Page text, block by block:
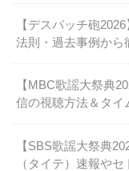
【デスパッチ砲
法則・過去事例から
【MBC歌謡大祭典
信の視聴方法＆タイ
【SBS歌謡大祭典
（タイテ）速報や